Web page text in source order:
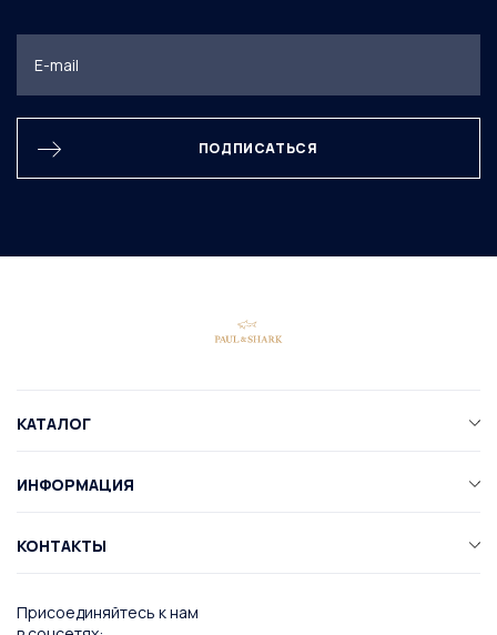
ПОДПИСАТЬСЯ
Присоединяйтесь к нам
КАТАЛОГ
ИНФОРМАЦИЯ
КОНТАКТЫ